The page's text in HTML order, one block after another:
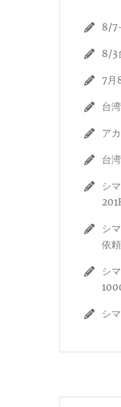
8/
8/3
7月
台
ア
台
シ
シ
依頼
シ
シ